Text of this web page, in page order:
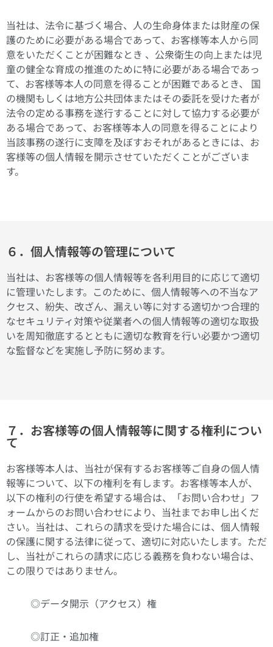
当社は、法令に基づく場合、人の生命身体または財産の保
護のために必要がある場合であって、お客様等本人から同
意をいただくことが困難なとき 、公衆衛生の向上または児
童の健全な育成の推進のために特に必要がある場合であっ
て、お客様等本人の同意を得ることが困難であるとき、 国
の機関もしくは地方公共団体またはその委託を受けた者が
法令の定める事務を遂行することに対して協力する必要が
ある場合であって、お客様等本人の同意を得ることにより
当該事務の遂行に支障を及ぼすおそれがあるときには、お
客様等の個人情報を開示させていただくことがございま
す。
６．個人情報等の管理について
当社は、お客様等の個人情報等を各利用目的に応じて適切
に管理いたします。このために、個人情報等への不当なア
クセス、紛失、改ざん、漏えい等に対する適切かつ合理的
なセキュリティ対策や従業者への個人情報等の適切な取扱
いを周知徹底するとともに適切な教育を行い必要かつ適切
な監督などを実施し予防に努めます。
７．お客様等の個人情報等に関する権利につい
て
お客様等本人は、当社が保有するお客様等ご自身の個人情
報等について、以下の権利を有します。お客様等本人が、
以下の権利の行使を希望する場合は、「お問い合わせ」フ
ォームからのお問い合わせにより、当社までお申し出くだ
さい。当社は、これらの請求を受けた場合には、個人情報
の保護に関する法律に従って、適切に対応いたします。ただ
し、当社がこれらの請求に応じる義務を負わない場合は、
この限りではありません。
◎データ開示（アクセス）権
◎訂正・追加権